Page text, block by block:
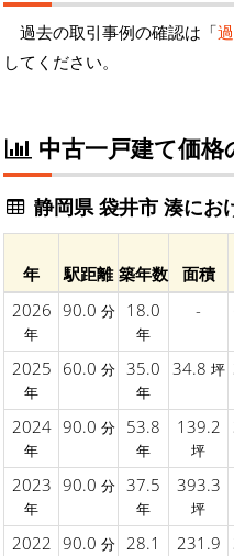
過去の取引事例の確認は「
してください。
中古一戸建て価格
静岡県 袋井市 湊にお
年 駅距離 築年数 面積
2026
年
90.0 分 18.0
年
-
2025
年
60.0 分 35.0
年
34.8 坪
2024
年
90.0 分 53.8
年
139.2
坪
2023
年
90.0 分 37.5
年
393.3
坪
2022 90.0 分 28.1 231.9